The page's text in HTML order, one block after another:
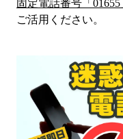
固定電話番号「 01655
ご活用ください。